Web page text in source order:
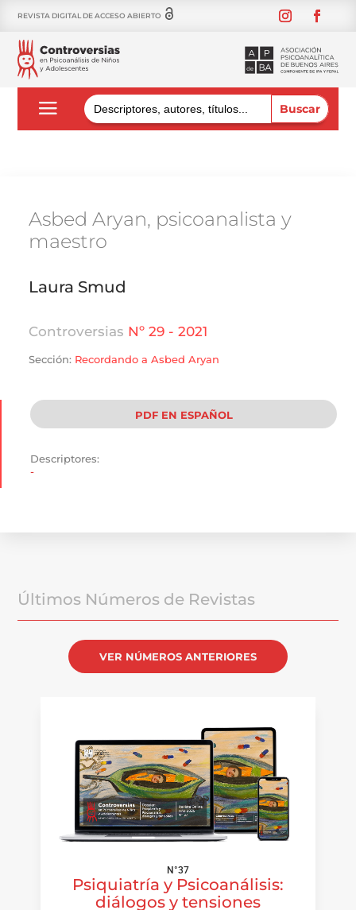
REVISTA DIGITAL DE ACCESO ABIERTO
Buscar:
Asbed Aryan, psicoanalista y
maestro
Laura Smud
Controversias Nº 29 - 2021
Sección: Recordando a Asbed Aryan
PDF EN ESPAÑOL
Descriptores:
-
Últimos Números de Revistas
VER NÚMEROS ANTERIORES
N°37
Psiquiatría y Psicoanálisis:
diálogos y tensiones